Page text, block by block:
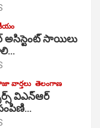
అసిస్టెంట్ సాయిలు
వార్తలు తెలంగాణ
విఎన్ఆర్